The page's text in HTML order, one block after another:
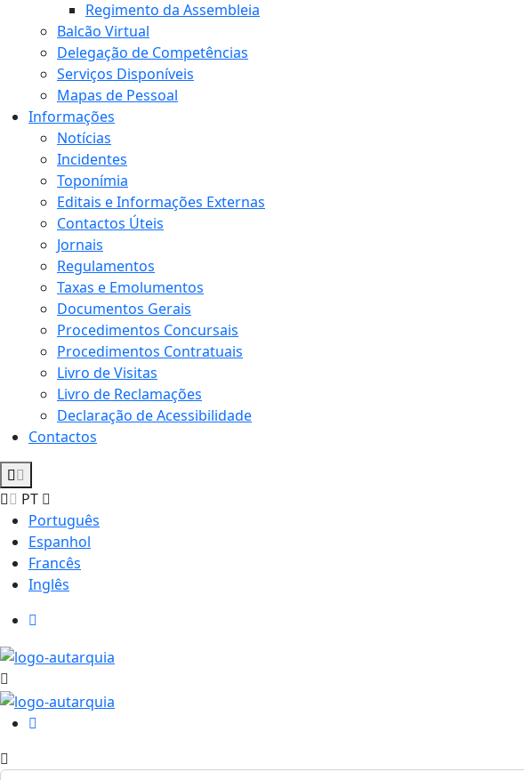
Regimento da Assembleia
Balcão Virtual
Delegação de Competências
Serviços Disponíveis
Mapas de Pessoal
Informações
Notícias
Incidentes
Toponímia
Editais e Informações Externas
Contactos Úteis
Jornais
Regulamentos
Taxas e Emolumentos
Documentos Gerais
Procedimentos Concursais
Procedimentos Contratuais
Livro de Visitas
Livro de Reclamações
Declaração de Acessibilidade
Contactos
PT
Português
Espanhol
Francês
Inglês